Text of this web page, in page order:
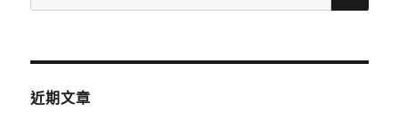
尋
鍵
近期文章